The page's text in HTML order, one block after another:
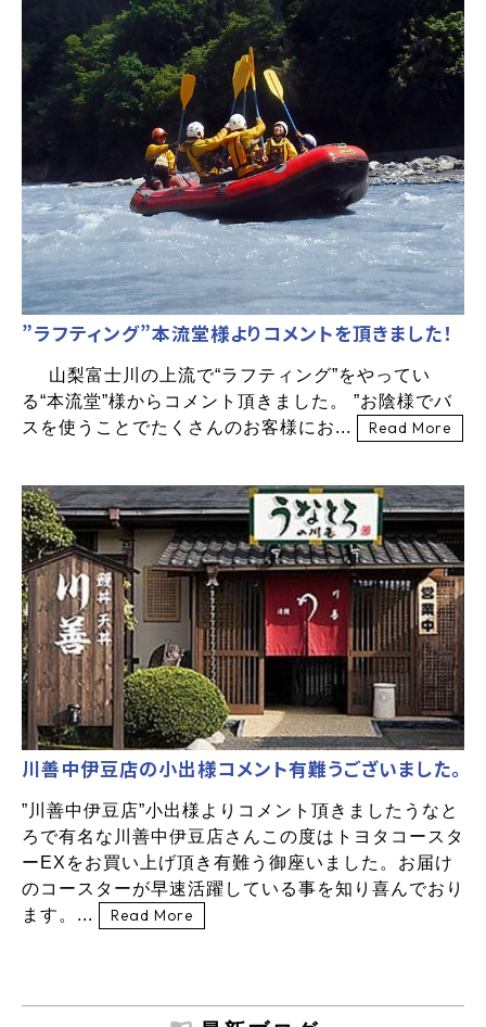
”ラフティング”本流堂様よりコメントを頂きました！
山梨富士川の上流で“ラフティング”をやってい
る“本流堂”様からコメント頂きました。 ”お陰様でバ
スを使うことでたくさんのお客様にお...
Read More
川善中伊豆店の小出様コメント有難うございました。
”川善中伊豆店”小出様よりコメント頂きましたうなと
ろで有名な川善中伊豆店さんこの度はトヨタコースタ
ーEXをお買い上げ頂き有難う御座いました。お届け
のコースターが早速活躍している事を知り喜んでおり
ます。...
Read More